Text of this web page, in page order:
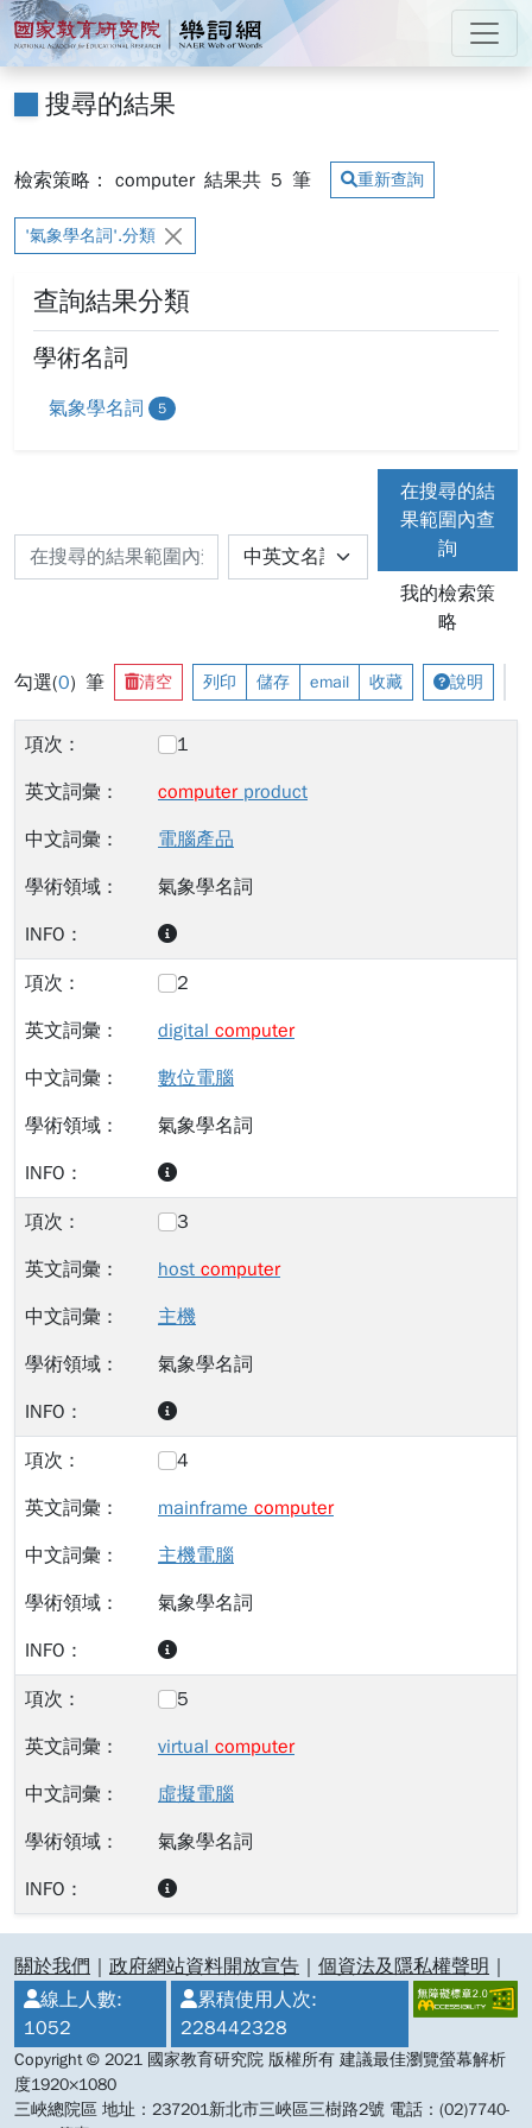
跳到主要內容
:::
國家教育研究院 樂詞網
搜尋的結果
檢索策略： computer 結果共 5 筆 重新查詢
'氣象學名詞'.分類
查詢結果分類
學術名詞
氣象學名詞 5
在搜尋的結
果範圍內查
詢
我的檢索策
略
勾選(0) 筆 清空 列印 儲存 email 收藏 說明
1
computerproduct
電腦產品
氣象學名詞
2
digital computer
數位電腦
氣象學名詞
3
host computer
主機
氣象學名詞
4
mainframe computer
主機電腦
氣象學名詞
5
virtual computer
虛擬電腦
氣象學名詞
:::關於我們 政府網站資料開放宣告 個資法及隱私權聲明
線上人數:
1052
累積使用人次:
228442328
Copyright © 2021 國家教育研究院 版權所有 建議最佳瀏覽螢幕解析
度1920×1080
三峽總院區 地址：237201新北市三峽區三樹路2號 電話：(02)7740-